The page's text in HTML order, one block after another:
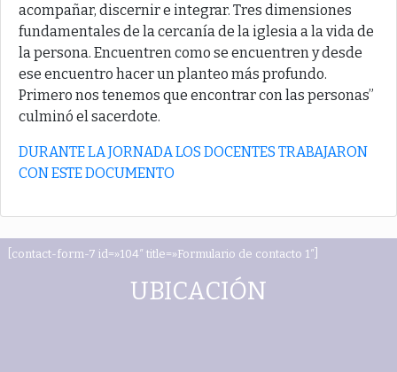
acompañar, discernir e integrar. Tres dimensiones
fundamentales de la cercanía de la iglesia a la vida de
la persona. Encuentren como se encuentren y desde
ese encuentro hacer un planteo más profundo.
Primero nos tenemos que encontrar con las personas”
culminó el sacerdote.
DURANTE LA JORNADA LOS DOCENTES TRABAJARON
CON ESTE DOCUMENTO
[contact-form-7 id=»104″ title=»Formulario de contacto 1″]
UBICACIÓN